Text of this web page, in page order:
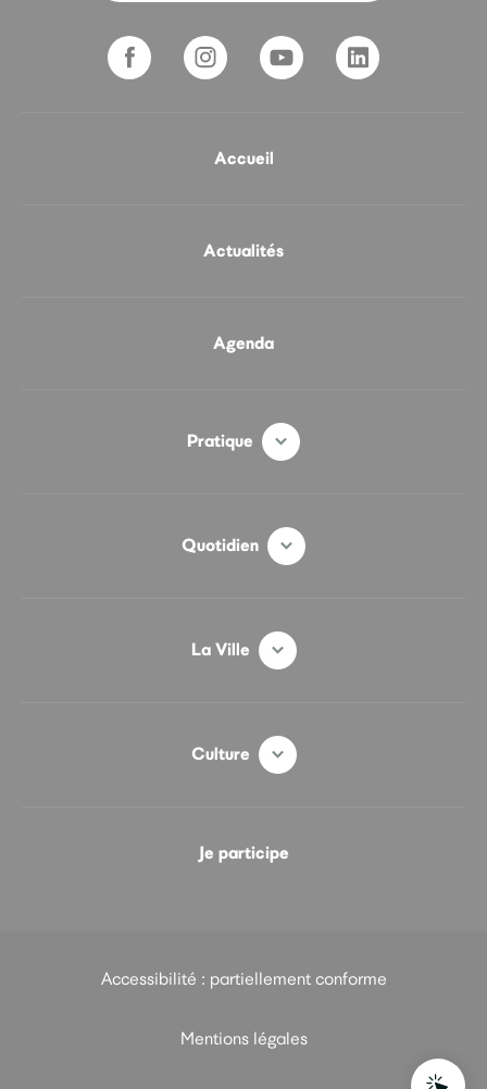
Accueil
Actualités
Agenda
Pratique
Quotidien
La Ville
Culture
Je participe
Accessibilité : partiellement conforme
Mentions légales